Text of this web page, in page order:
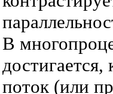
В
поток (или